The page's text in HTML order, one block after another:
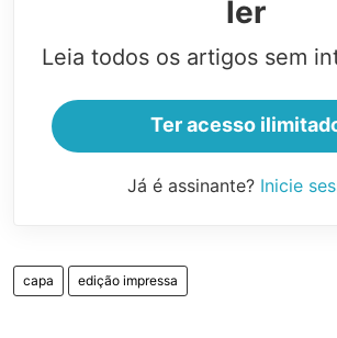
ler
Leia todos os artigos sem
Ter acesso
Já é assinante? Inicie
capa edição impressa